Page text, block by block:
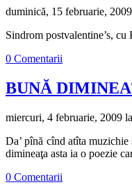
duminică, 15 februarie,
Sindrom postvalentine’s,
0 Comentarii
BUNĂ
miercuri, 4 februarie, 2009
Da’ pînă cînd atîta
dimineaţa asta ia o poezie
0 Comentarii